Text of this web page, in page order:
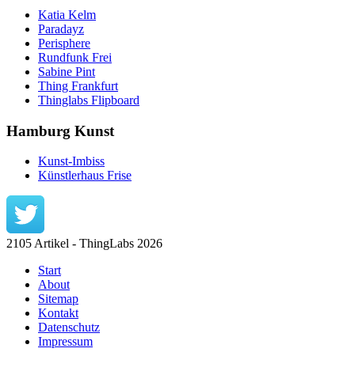
Katia Kelm
Paradayz
Perisphere
Rundfunk Frei
Sabine Pint
Thing Frankfurt
Thinglabs Flipboard
Hamburg Kunst
Kunst-Imbiss
Künstlerhaus Frise
2105 Artikel - ThingLabs 2026
Start
About
Sitemap
Kontakt
Datenschutz
Impressum